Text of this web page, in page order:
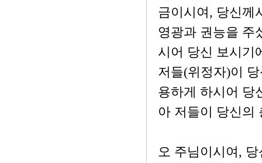
금이시여, 당신께
영광과 권능을 주
시어 당신 보시기
저들(위정자)이
용하게 하시어 당
아 저들이 당신의
오 주님이시여,